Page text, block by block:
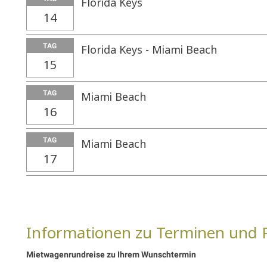
14
TAG
15
Florida Keys - Miami Beach
TAG
16
Miami Beach
TAG
17
Miami Beach
Informationen zu Terminen und
Mietwagenrundreise zu Ihrem Wunschtermin